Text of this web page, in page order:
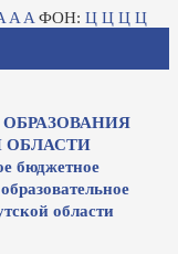
A A ФОН: Ц Ц Ц Ц
ОБЛАСТИ
бюджетное
области